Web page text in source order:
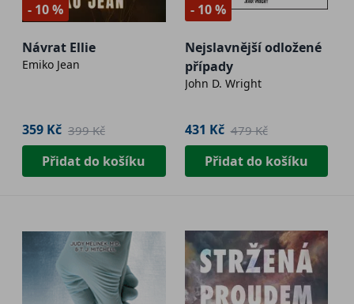
- 10 %
Návrat Ellie
Emiko Jean
359 Kč 399 Kč
Přidat do košíku
- 10 %
Nejslavnější odložené
případy
John D. Wright
431 Kč 479 Kč
Přidat do košíku